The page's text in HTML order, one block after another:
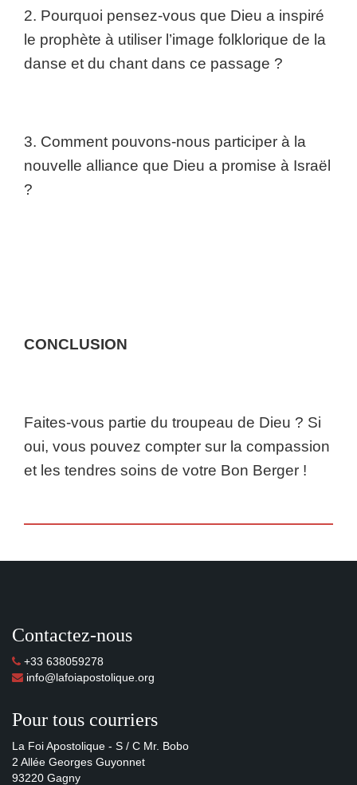
2. Pourquoi pensez-vous que Dieu a inspiré
le prophète à utiliser l’image folklorique de la
danse et du chant dans ce passage ?
3. Comment pouvons-nous participer à la
nouvelle alliance que Dieu a promise à Israël
?
CONCLUSION
Faites-vous partie du troupeau de Dieu ? Si
oui, vous pouvez compter sur la compassion
et les tendres soins de votre Bon Berger !
Contactez-nous
+33 638059278
info@lafoiapostolique.org
Pour tous courriers
La Foi Apostolique - S / C Mr. Bobo
2 Allée Georges Guyonnet
93220 Gagny